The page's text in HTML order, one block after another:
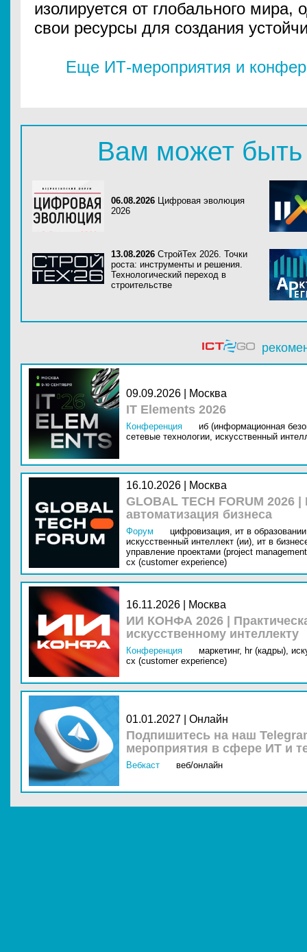
изолируется от глобального мира,
свои ресурсы для создания
Еще ИТ-мероприятия и
Вам может быть
06.08.2026 Цифровая эволюция
2026
13.08.2026 СтройТех 2026. Точки
роста: инструменты и решения.
Технологический переход в
строительстве
09.09.2026 | Москва
IT Elements 2026
Конференция
иб (информационная
сетевые технологии, искусственный
16.10.2026 | Москва
GLOBAL TECH FORUM
автоматизация бизнеса
Форум цифровизация, ит в
искусственный интеллект (ии), ит в
управление проектами (project
cx (customer experience)
16.11.2026 | Москва
ИИ КОНФА 2026 |
искусственному интеллекту
Конференция маркетинг, hr (кадры),
cx (customer experience)
01.01.2027 | Онлайн
Подпишитесь на наш
мероприятия в сфере ИТ и
Вебкаст веб/онлайн